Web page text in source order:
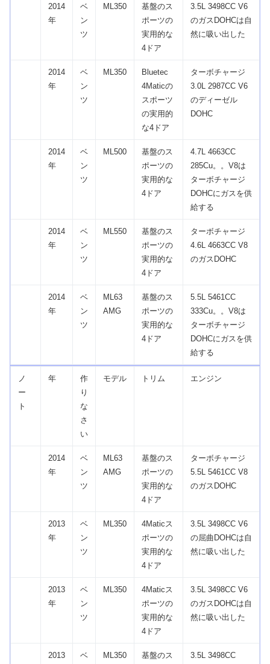
2014
年
ベ
ン
ツ
ML350
基盤のス
ポーツの
実用的な
4ドア
3.5L 3498CC V6
のガスDOHCは自
然に吸い出した
2014
年
ベ
ン
ツ
ML350
Bluetec
4Maticの
スポーツ
の実用的
な4ドア
ターボチャージ
3.0L 2987CC V6
のディーゼル
DOHC
2014
年
ベ
ン
ツ
ML500
基盤のス
ポーツの
実用的な
4ドア
4.7L 4663CC
285Cu。。V8は
ターボチャージ
DOHCにガスを供
給する
2014
年
ベ
ン
ツ
ML550
基盤のス
ポーツの
実用的な
4ドア
ターボチャージ
4.6L 4663CC V8
のガスDOHC
2014
年
ベ
ン
ツ
ML63
AMG
基盤のス
ポーツの
実用的な
4ドア
5.5L 5461CC
333Cu。。V8は
ターボチャージ
DOHCにガスを供
給する
ノ
ー
ト
年
作
り
な
さ
い
モデル トリム エンジン
2014
年
ベ
ン
ツ
ML63
AMG
基盤のス
ポーツの
実用的な
4ドア
ターボチャージ
5.5L 5461CC V8
のガスDOHC
2013
年
ベ
ン
ツ
ML350
4Maticス
ポーツの
実用的な
4ドア
3.5L 3498CC V6
の屈曲DOHCは自
然に吸い出した
2013
年
ベ
ン
ツ
ML350
4Maticス
ポーツの
実用的な
4ドア
3.5L 3498CC V6
のガスDOHCは自
然に吸い出した
2013
ベ
ML350
基盤のス
3.5L 3498CC